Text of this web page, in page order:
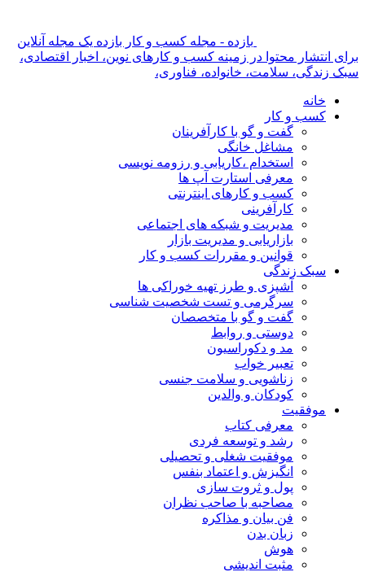
بازده - مجله کسب و کار بازده یک مجله آنلاین
برای انتشار محتوا در زمینه کسب و کارهای نوین، اخبار اقتصادی،
سبک زندگی، سلامت، خانواده، فناوری،
خانه
کسب و کار
گفت و گو با کارآفرینان
مشاغل خانگی
استخدام ،کاریابی و رزومه نویسی
معرفی استارت آپ ها
کسب و کارهای اینترنتی
کارآفرینی
مدیریت و شبکه های اجتماعی
بازاریابی و مدیریت بازار
قوانین و مقررات کسب و کار
سبک زندگی
آشپزی و طرز تهیه خوراکی ها
سرگرمی و تست شخصیت شناسی
گفت و گو با متخصصان
دوستی و روابط
مد و دکوراسیون
تعبیر خواب
زناشویی و سلامت جنسی
کودکان و والدین
موفقیت
معرفی کتاب
رشد و توسعه فردی
موفقیت شغلی و تحصیلی
انگیزش و اعتماد بنفس
پول و ثروت سازی
مصاحبه با صاحب نظران
فن بیان و مذاکره
زبان بدن
هوش
مثبت اندیشی